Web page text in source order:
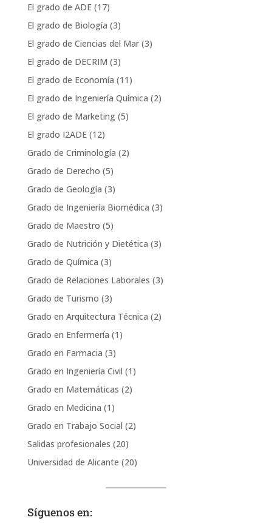
El grado de ADE(17)
El grado de Biología (3)
El grado de Ciencias del Mar(3)
El grado de DECRIM (3)
El grado de Economía (11)
El grado de Ingeniería Química (2)
El grado de Marketing(5)
El grado I2ADE(12)
Grado de Criminología (2)
Grado de Derecho (5)
Grado de Geología (3)
Grado de Ingeniería Biomédica (3)
Grado de Maestro (5)
Grado de Nutrición y Dietética (3)
Grado de Química (3)
Grado de Relaciones Laborales (3)
Grado de Turismo (3)
Grado en Arquitectura Técnica (2)
Grado en Enfermería (1)
Grado en Farmacia (3)
Grado en Ingeniería Civil (1)
Grado en Matemáticas (2)
Grado en Medicina (1)
Grado en Trabajo Social (2)
Salidas profesionales (20)
Universidad de Alicante (20)
Síguenos en: